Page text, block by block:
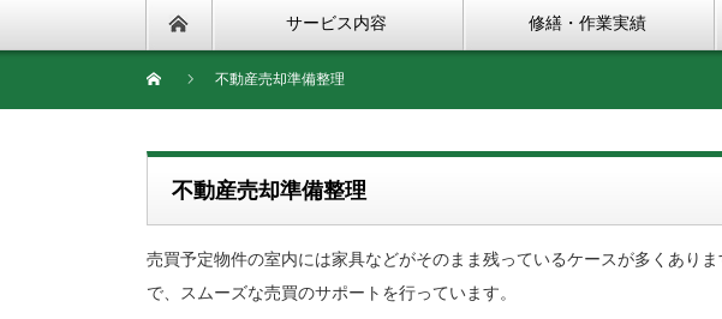
サービス内容 修繕・作業実績
不動産売却準備整理
不動産売却準備整理
売買予定物件の室内には家具などがそのまま残っているケースが多くあり
で、スムーズな売買のサポートを行っています。